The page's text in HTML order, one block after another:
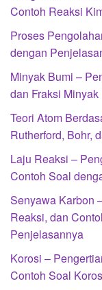
Contoh Reaksi
Proses
dengan
Minyak Bumi –
dan Fraksi
Teori Atom
Rutherford, Bohr,
Laju Reaksi –
Contoh Soal
Senyawa Karbon
Reaksi, dan
Penjelasannya
Korosi –
Contoh Soal